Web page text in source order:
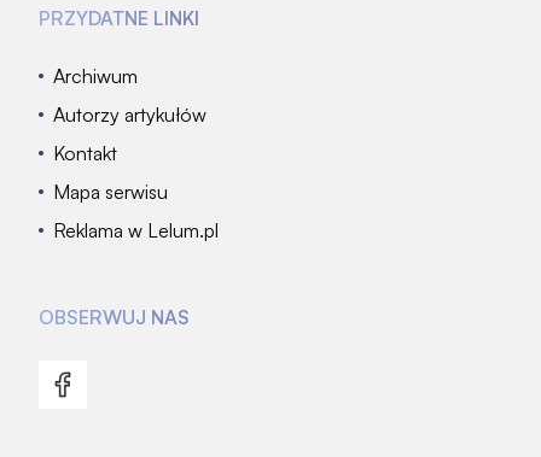
PRZYDATNE LINKI
Archiwum
Autorzy artykułów
Kontakt
Mapa serwisu
Reklama w Lelum.pl
OBSERWUJ NAS